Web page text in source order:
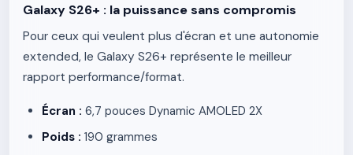
Galaxy S26+ : la puissance sans compromis
Pour ceux qui veulent plus d'écran et une autonomie
extended, le Galaxy S26+ représente le meilleur
rapport performance/format.
Écran : 6,7 pouces Dynamic AMOLED 2X
Poids : 190 grammes